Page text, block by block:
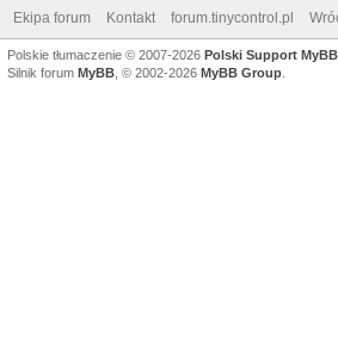
Ekipa forum Kontakt forum.tinycontrol.pl
Polskie tłumaczenie © 2007-2026 Polski Support MyBB
Silnik forum MyBB , © 2002-2026 MyBB Group